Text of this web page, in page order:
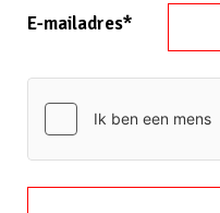
E-mailadres*